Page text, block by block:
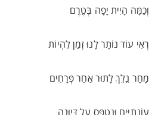
וְכַמָּה הָיִית יָפָה בְּטֶרֶם
רְאִי עוֹד נוֹתָר לָנוּ זְמַן לִהְיוֹת
מָחָר נֵלֵךְ לָתוּר אַחַר פְּרָחִים
עוֹנָתִיִּים וּנְטַפֵּס עַל דְּיוּנָה